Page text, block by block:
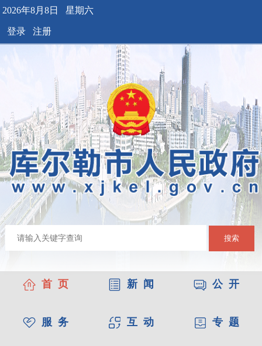
2026年8月8日 星期六
登录 注册
搜索
首 页 新 闻 公 开
服 务 互 动 专 题